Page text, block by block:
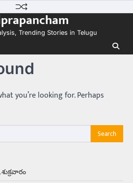
Trending Stories in Telugu
you’re looking for. Perhaps
నిజం చేసిన కారు ఏదైనా ఉందంటే అది మారుతి
గురూ ఇంత అందంగా ఉన్నాడు…
కాదు అబ్బాయిలు సైతం
అమ్మాయిని పుత్తడి బొమ్మఅని లేదా బాపూ
పిలుస్తాం. స్పెయిన్‌ అమ్మాయిలు చాలా
ఉంటారనే నానుడి…